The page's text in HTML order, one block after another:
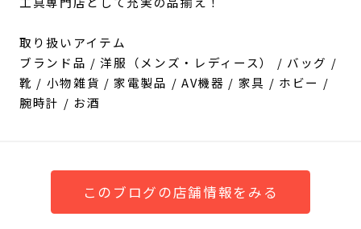
取り扱いアイテム
ブランド品 / 洋服（メンズ・レディース） / バッグ /
靴 / 小物雑貨 / 家電製品 / AV機器 / 家具 / ホビー /
腕時計 / お酒
このブログの店舗情報をみる